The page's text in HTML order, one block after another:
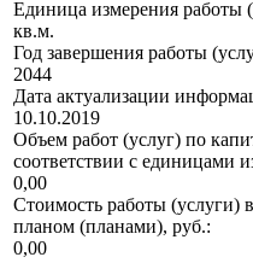
Единица измерения работы
кв.м.
Год завершения работы
2044
Дата актуализации
10.10.2019
Объем работ (услуг) по
соответствии с единицами
0,00
Стоимость работы (услуги)
планом (планами), руб.:
0,00